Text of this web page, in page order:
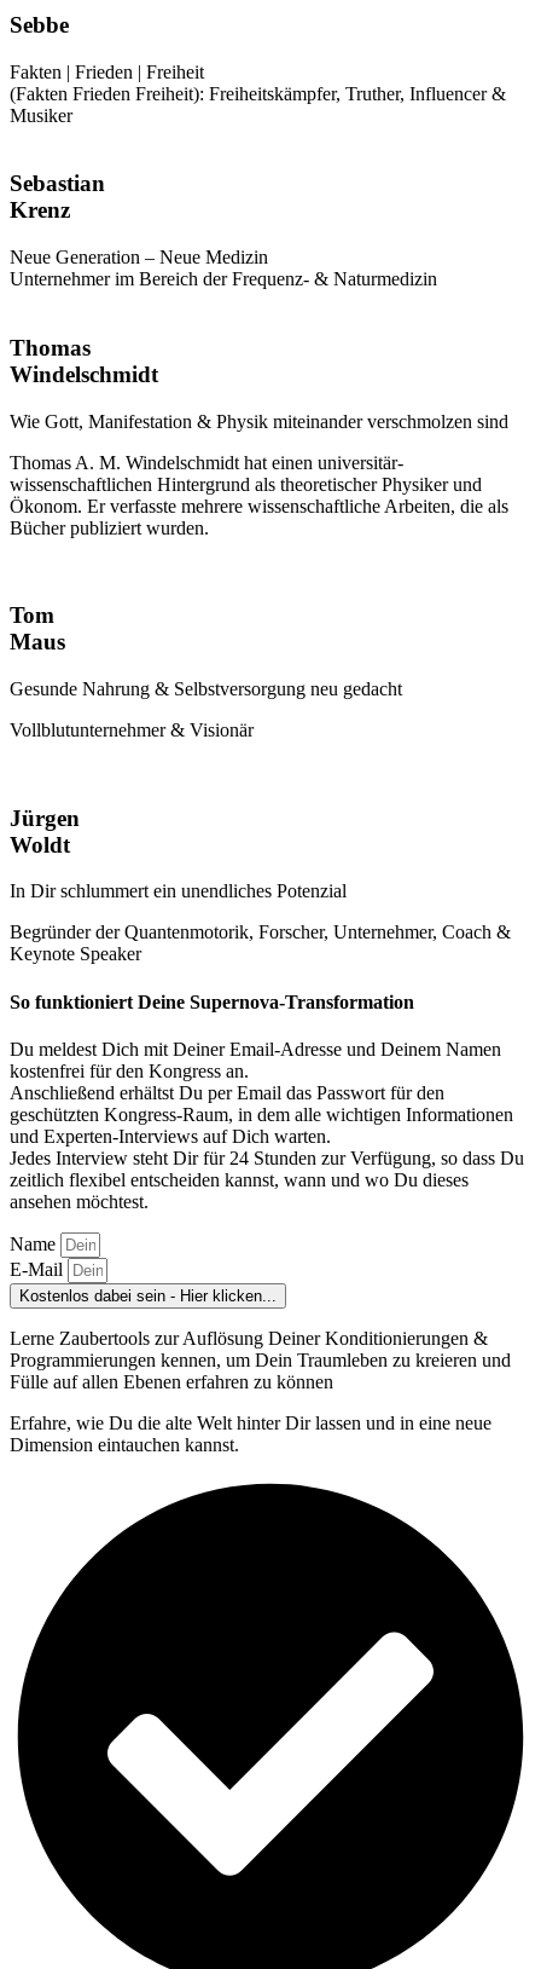
Sebbe
Fakten | Frieden | Freiheit
(Fakten Frieden Freiheit): Freiheitskämpfer, Truther, Influencer &
Musiker
Sebastian
Krenz
Neue Generation – Neue Medizin
Unternehmer im Bereich der Frequenz- & Naturmedizin
Thomas
Windelschmidt
Wie Gott, Manifestation & Physik miteinander verschmolzen sind
Thomas A. M. Windelschmidt hat einen universitär-
wissenschaftlichen Hintergrund als theoretischer Physiker und
Ökonom. Er verfasste mehrere wissenschaftliche Arbeiten, die als
Bücher publiziert wurden.
Tom
Maus
Gesunde Nahrung & Selbstversorgung neu gedacht
Vollblutunternehmer & Visionär
Jürgen
Woldt
In Dir schlummert ein unendliches Potenzial
Begründer der Quantenmotorik, Forscher, Unternehmer, Coach &
Keynote Speaker
So funktioniert Deine Supernova-Transformation
Du meldest Dich mit Deiner Email-Adresse und Deinem Namen
kostenfrei für den Kongress an.
Anschließend erhältst Du per Email das Passwort für den
geschützten Kongress-Raum, in dem alle wichtigen Informationen
und Experten-Interviews auf Dich warten.
Jedes Interview steht Dir für 24 Stunden zur Verfügung, so dass Du
zeitlich flexibel entscheiden kannst, wann und wo Du dieses
ansehen möchtest.
Name
E-Mail
Kostenlos dabei sein - Hier klicken...
Lerne Zaubertools zur Auflösung Deiner Konditionierungen &
Programmierungen kennen, um Dein Traumleben zu kreieren und
Fülle auf allen Ebenen erfahren zu können
Erfahre, wie Du die alte Welt hinter Dir lassen und in eine neue
Dimension eintauchen kannst.